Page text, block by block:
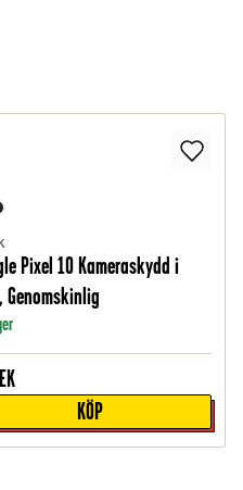
Pixel 10 Kameraskydd i
Genomskinlig
KÖP